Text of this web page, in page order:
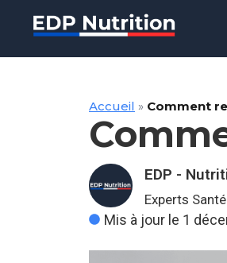
Accueil » Comment
EDP -
Experts Santé
Mis à jour le 1